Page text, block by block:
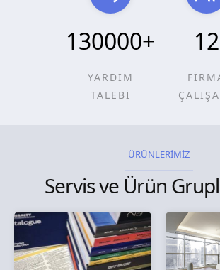
130000+
YARDIM
TALEBİ
12
ÜRÜNLERİMİZ
Servis ve Ürün